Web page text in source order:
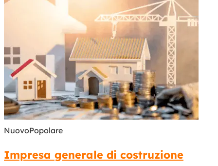
NuovoPopolare
Impresa generale di costruzione